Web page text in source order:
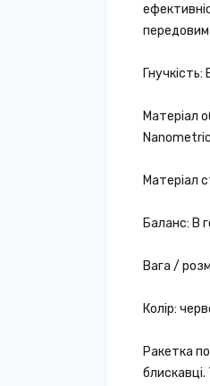
передовим
Матеріал
Nanometric
Матеріал
Баланс: В
Вага /
Колір:
Ракетка